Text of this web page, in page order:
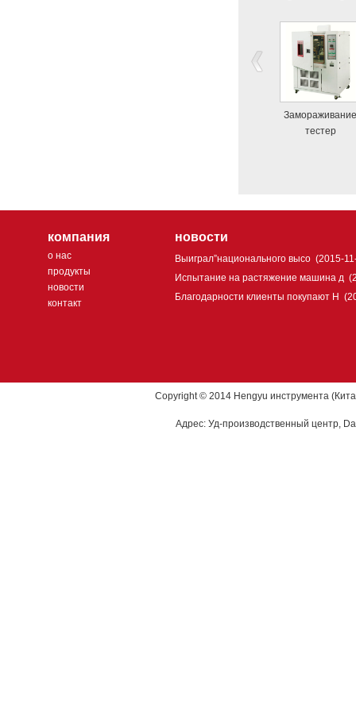
Замораживание
тестер
компания
о нас
продукты
новости
контакт
новости
Выиграл”национального высо (2015-
Испытание на растяжение машина д
Благодарности клиенты покупают H
Copyright © 2014 Hengyu инструмента
Адрес: Уд-производственный центр,